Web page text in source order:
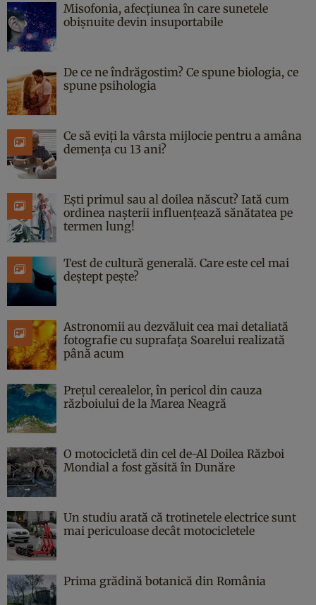
Misofonia, afecțiunea în care sunetele
obișnuite devin insuportabile
De ce ne îndrăgostim? Ce spune biologia, ce
spune psihologia
Ce să eviți la vârsta mijlocie pentru a amâna
demența cu 13 ani?
Ești primul sau al doilea născut? Iată cum
ordinea nașterii influențează sănătatea pe
termen lung!
Test de cultură generală. Care este cel mai
deștept pește?
Astronomii au dezvăluit cea mai detaliată
fotografie cu suprafața Soarelui realizată
până acum
Prețul cerealelor, în pericol din cauza
războiului de la Marea Neagră
O motocicletă din cel de-Al Doilea Război
Mondial a fost găsită în Dunăre
Un studiu arată că trotinetele electrice sunt
mai periculoase decât motocicletele
Prima grădină botanică din România